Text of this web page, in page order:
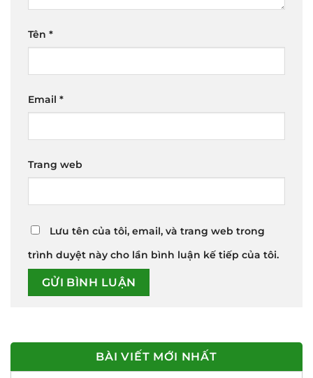
Tên *
Email *
Trang web
Lưu tên của tôi, email, và trang web trong
trình duyệt này cho lần bình luận kế tiếp của tôi.
BÀI VIẾT MỚI NHẤT